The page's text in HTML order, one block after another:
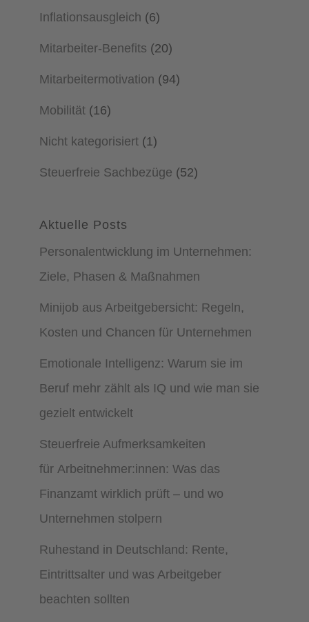
Inflationsausgleich (6)
Mitarbeiter-Benefits (20)
Mitarbeitermotivation (94)
Mobilität(16)
Nicht kategorisiert(1)
Steuerfreie Sachbezüge (52)
Aktuelle Posts
Personalentwicklung im Unternehmen:
Ziele, Phasen & Maßnahmen
Minijob aus Arbeitgebersicht: Regeln,
Kosten und Chancen für Unternehmen
Emotionale Intelligenz: Warum sie im
Beruf mehr zählt als IQ und wie man sie
gezielt entwickelt
Steuerfreie Aufmerksamkeiten
für Arbeitnehmer:innen: Was das
Finanzamt wirklich prüft – und wo
Unternehmen stolpern
Ruhestand in Deutschland: Rente,
Eintrittsalter und was Arbeitgeber
beachten sollten